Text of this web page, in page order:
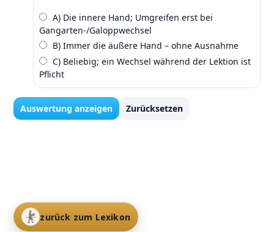
A) Die innere Hand; Umgreifen erst bei
Gangarten‑/Galoppwechsel
B) Immer die äußere Hand – ohne Ausnahme
C) Beliebig; ein Wechsel während der Lektion ist
Pflicht
Auswertung anzeigen Zurücksetzen
zurück zum Lexikon